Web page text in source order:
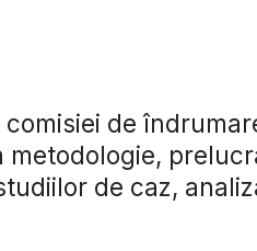
comisiei de
de caz,